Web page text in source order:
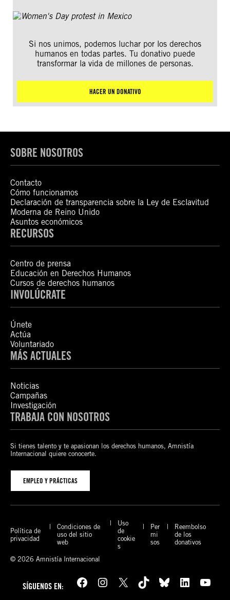
Si nos unimos, podemos luchar por los derechos
humanos en todas partes. Tu donativo puede
transformar la vida de millones de personas.
HACER UN DONATIVO
SOBRE NOSOTROS
Contacto
Cómo funcionamos
Declaración de transparencia sobre la Ley de Esclavitud
Moderna de Reino Unido
Asuntos económicos
RECURSOS
Centro de prensa
Educación en Derechos Humanos
Cursos de derechos humanos
INVOLÚCRATE
Únete
Actúa
Voluntariado
MÁS ACTUALES
Noticias
Campañas
Investigación
TRABAJA CON NOSOTROS
Si tienes talento y te apasionan los derechos humanos, Amnistía
Internacional quiere conocerte.
EMPLEO Y PRÁCTICAS
Política de
privacidad
Condiciones de
uso del sitio
web
Uso
de
cookie
s
Per
mi
sos
Reembolso
de los
donativos
© 2026 Amnistía Internacional
SÍGUENOS EN: Facebook Instagram X TikTok Bluesky LinkedIn YouTube